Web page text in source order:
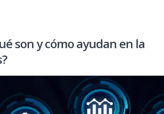
son y cómo ayudan en la